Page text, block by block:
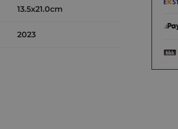
13.5x21.0cm
2023